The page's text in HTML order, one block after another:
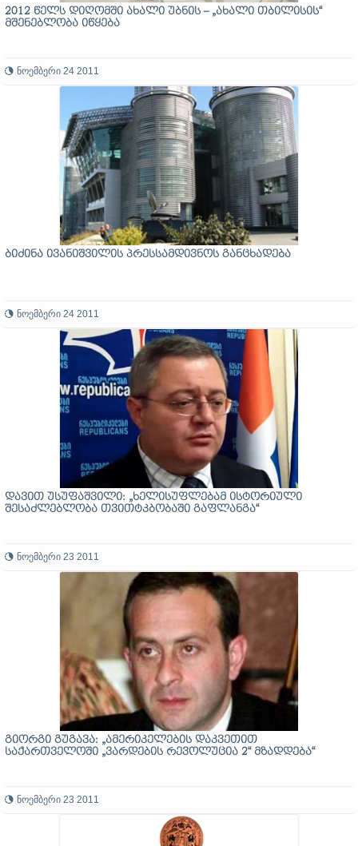
2012 წელს დიღომში ახალი უბნის – „ახალი თბილისის“
მშენებლობა იწყება
ნოემბერი 24 2011
ბიძინა ივანიშვილის პრესსამდივნოს განცხადება
ნოემბერი 24 2011
დავით უსუფაშვილი: „ხელისუფლებამ ისტორიული
შესაძლებლობა თვითტკბობაში გაფლანგა“
ნოემბერი 23 2011
გიორგი გუგავა: „ამერიკელების დაკვეთით
საქართველოში „ვარდების რევოლუცია 2“ მზადდება“
ნოემბერი 23 2011